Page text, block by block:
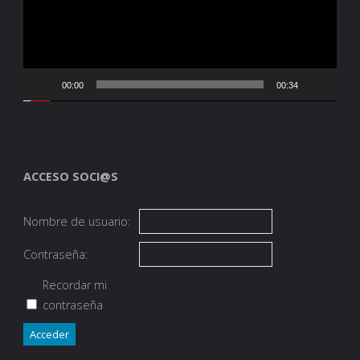
00:00 00:34
ACCESO SOCI@S
Nombre de usuario:
Contraseña:
Recordar mi
contraseña
Acceder